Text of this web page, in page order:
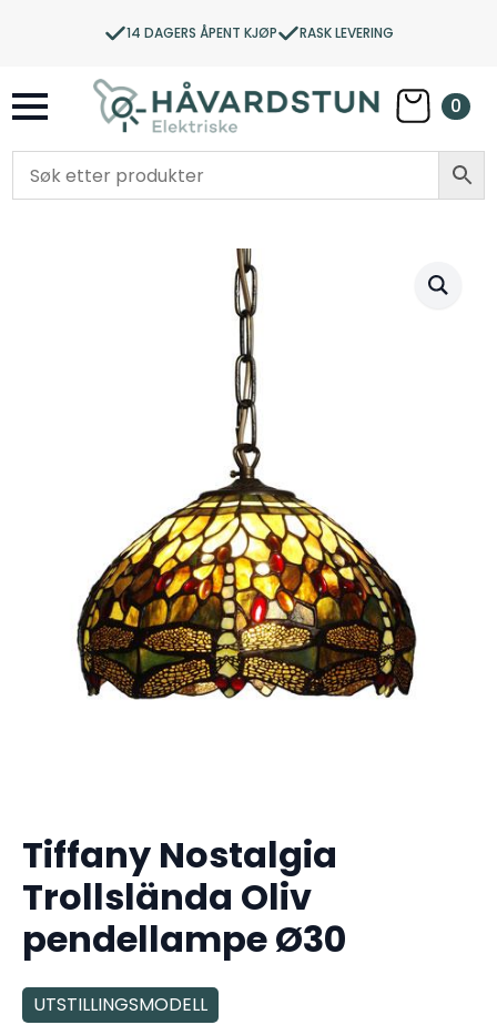
14 DAGERS ÅPENT KJØP RASK LEVERING
0
Tiffany Nostalgia
Trollslända Oliv
pendellampe Ø30
UTSTILLINGSMODELL